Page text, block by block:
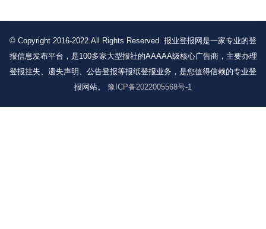
© Copyright 2016-2022.All Rights Reserved. 报业登报网是一家专业的登
报信息发布平台，是100多家大型报社的AAAAA级核心广告商，主要办理
登报挂失、遗失声明、公告登报等报纸登报业务，是您值得信赖的专业登
报网站。 豫ICP备2022005568号-1